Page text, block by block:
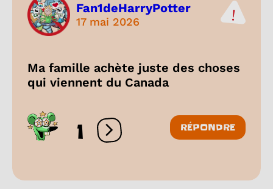
Fan1deHarryPotter
17 mai 2026
Ma famille achète juste des choses
qui viennent du Canada
1 Ouvrir les réactions
RÉPONDRE